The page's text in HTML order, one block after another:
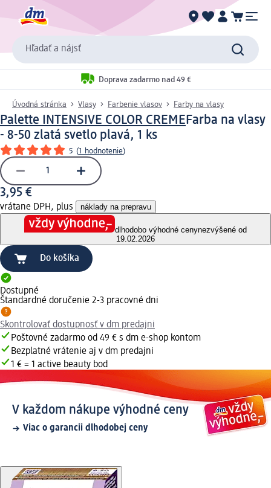
Hľadať a nájsť
Doprava zadarmo nad 49 €
Úvodná stránka Vlasy Farbenie vlasov Farby na vlasy
Palette INTENSIVE COLOR CREMEFarba na vlasy
- 8-50 zlatá svetlo plavá, 1 ks
5 (1 hodnotenie)
3,95 €
vrátane DPH, plus náklady na prepravu
dlhodobo výhodné cenynezvýšené od
19.02.2026
Do košíka
Dostupné
Štandardné doručenie 2-3 pracovné dni
Skontrolovať dostupnosť v dm predajni
Poštovné zadarmo od 49 € s dm e-shop kontom
Bezplatné vrátenie aj v dm predajni
1 € = 1 active beauty bod
V každom nákupe výhodné ceny
Viac o garancii dlhodobej ceny